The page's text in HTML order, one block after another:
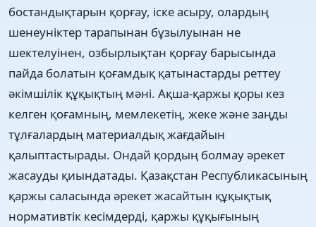
бостандықтарын қорғау, іске асыру, олардың
шенеуніктер тарапынан бұзылуынан не
шектелуінен, озбырлықтан қорғау барысында
пайда болатын қоғамдық қатынастарды реттеу
әкімшілік құқықтың мәні. Ақша-қаржы қоры кез
келген қоғамның, мемлекетің, жеке және заңды
тұлғалардың материалдық жағдайын
қалыптастырады. Ондай қордың болмау әрекет
жасауды қиындатады. Қазақстан Республикасының
қаржы саласында әрекет жасайтын құқықтық
нормативтік кесімдерді, қаржы құқығының